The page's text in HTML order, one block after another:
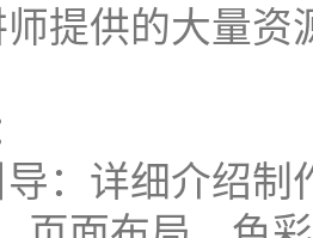
提供的大量资
导：详细介绍